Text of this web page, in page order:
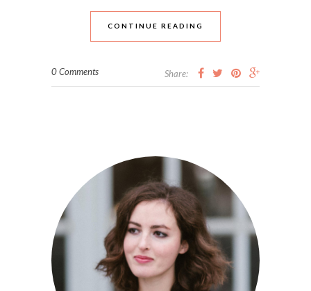
CONTINUE READING
0 Comments Share: